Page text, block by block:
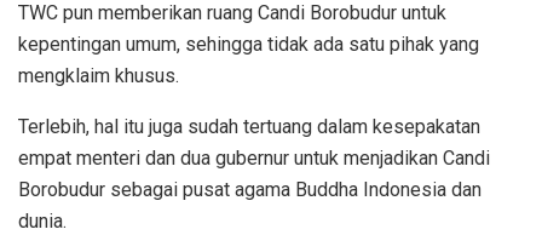
TWC pun memberikan ruang Candi Borobudur untuk
kepentingan umum, sehingga tidak ada satu pihak yang
mengklaim khusus.
Terlebih, hal itu juga sudah tertuang dalam kesepakatan
empat menteri dan dua gubernur untuk menjadikan Candi
Borobudur sebagai pusat agama Buddha Indonesia dan
dunia.